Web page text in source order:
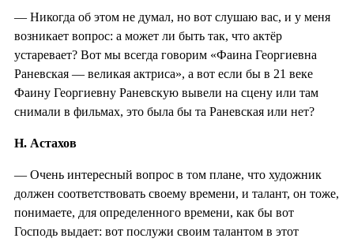
— Никогда об этом не думал, но вот слушаю вас, и у меня
возникает вопрос: а может ли быть так, что актёр
устаревает? Вот мы всегда говорим «Фаина Георгиевна
Раневская — великая актриса», а вот если бы в 21 веке
Фаину Георгиевну Раневскую вывели на сцену или там
снимали в фильмах, это была бы та Раневская или нет?
Н. Астахов
— Очень интересный вопрос в том плане, что художник
должен соответствовать своему времени, и талант, он тоже,
понимаете, для определенного времени, как бы вот
Господь выдает: вот послужи своим талантом в этот